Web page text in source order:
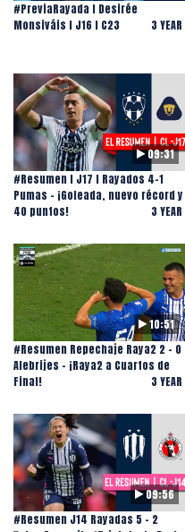
#PreviaRayada l Desirée
Monsiváis l J16 l C23
3 YEAR
09:31
#Resumen l J17 l Rayados 4-1
Pumas - ¡Goleada, nuevo récord y
40 puntos!
3 YEAR
10:51
#Resumen Repechaje Raya2 2 - 0
Alebrijes - ¡Raya2 a Cuartos de
Final!
3 YEAR
09:56
#Resumen J14 Rayadas 5 - 2